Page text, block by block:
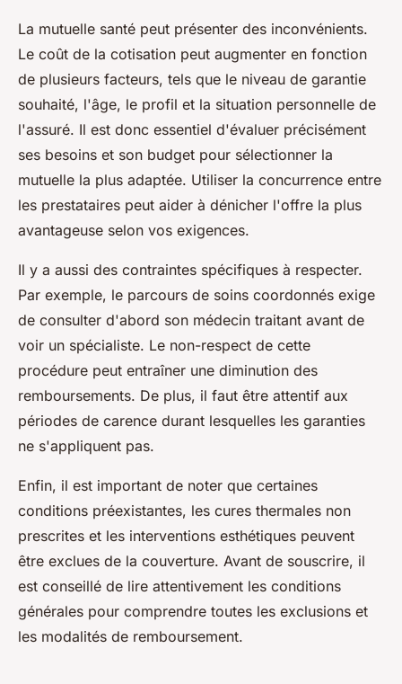
La mutuelle santé peut présenter des inconvénients.
Le coût de la cotisation peut augmenter en fonction
de plusieurs facteurs, tels que le niveau de garantie
souhaité, l'âge, le profil et la situation personnelle de
l'assuré. Il est donc essentiel d'évaluer précisément
ses besoins et son budget pour sélectionner la
mutuelle la plus adaptée. Utiliser la concurrence entre
les prestataires peut aider à dénicher l'offre la plus
avantageuse selon vos exigences.
Il y a aussi des contraintes spécifiques à respecter.
Par exemple, le parcours de soins coordonnés exige
de consulter d'abord son médecin traitant avant de
voir un spécialiste. Le non-respect de cette
procédure peut entraîner une diminution des
remboursements. De plus, il faut être attentif aux
périodes de carence durant lesquelles les garanties
ne s'appliquent pas.
Enfin, il est important de noter que certaines
conditions préexistantes, les cures thermales non
prescrites et les interventions esthétiques peuvent
être exclues de la couverture. Avant de souscrire, il
est conseillé de lire attentivement les conditions
générales pour comprendre toutes les exclusions et
les modalités de remboursement.